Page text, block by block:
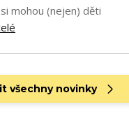
mohou (nejen) děti
všechny novinky